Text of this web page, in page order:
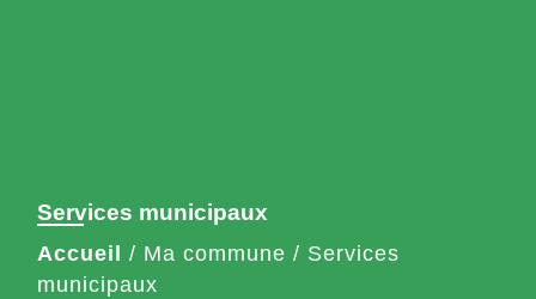
Services municipaux
Accueil / Ma commune / Services
municipaux